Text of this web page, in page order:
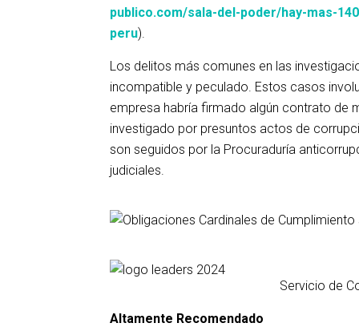
publico.com/sala-del-poder/hay-mas-
peru).
Los delitos más comunes en las
incompatible y peculado. Estos casos
empresa habría firmado algún contrato de
investigado por presuntos actos de
son seguidos por la Procuraduría
judiciales.
Servicio de
Altamente Recomendado